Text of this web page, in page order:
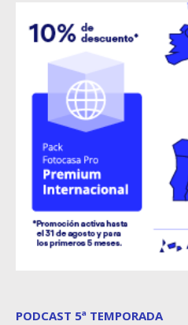
PODCAST 5ª TEMPORADA